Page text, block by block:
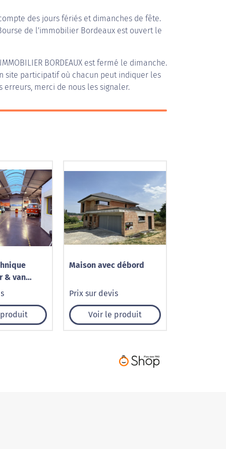
des jours fériés et dimanches de fête.
de l'immobilier Bordeaux est ouvert le
BORDEAUX est fermé le dimanche.
site participatif où chacun peut indiquer les
erreurs, merci de nous les signaler.
& van
–
Maison avec débord
Prix sur devis
Voir le produit